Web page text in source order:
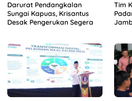
Darurat Pendangkalan
Sungai Kapuas, Krisantus
Desak Pengerukan Segera
Tim